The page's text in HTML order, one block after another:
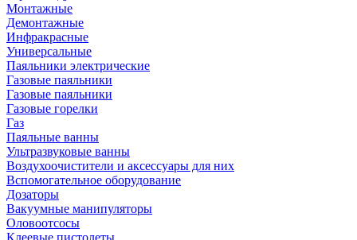
Монтажные
Демонтажные
Инфракрасные
Универсальные
Паяльники электрические
Газовые паяльники
Газовые паяльники
Газовые горелки
Газ
Паяльные ванны
Ультразвуковые ванны
Воздухоочистители и аксессуары для них
Вспомогательное оборудование
Дозаторы
Вакуумные манипуляторы
Оловоотсосы
Клеевые пистолеты